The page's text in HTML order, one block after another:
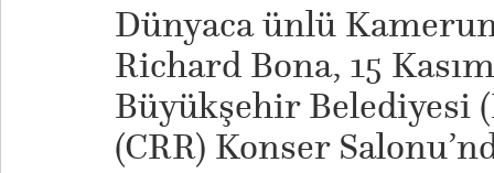
Dünyaca ünlü
Richard Bona, 15
Büyükşehir Belediyesi
(CRR) Konser